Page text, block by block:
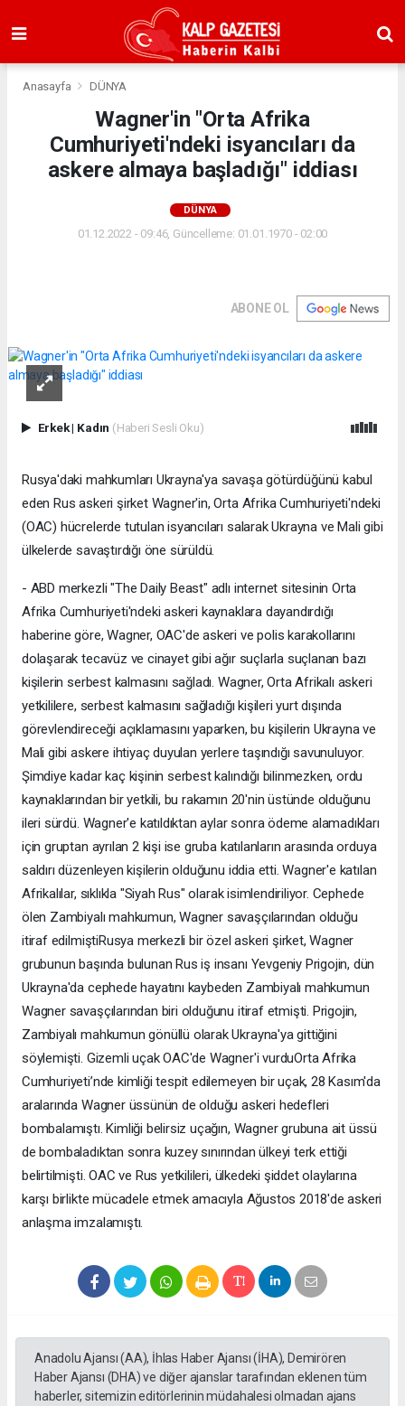
Anasayfa DÜNYA
Wagner'in "Orta Afrika
Cumhuriyeti'ndeki isyancıları da
askere almaya başladığı" iddiası
DÜNYA
01.12.2022 - 09:46, Güncelleme: 01.01.1970 - 02:00
ABONE OL
Erkek| Kadın (Haberi Sesli Oku)
Rusya'daki mahkumları Ukrayna'ya savaşa götürdüğünü kabul
eden Rus askeri şirket Wagner'in, Orta Afrika Cumhuriyeti'ndeki
(OAC) hücrelerde tutulan isyancıları salarak Ukrayna ve Mali gibi
ülkelerde savaştırdığı öne sürüldü.
- ABD merkezli "The Daily Beast" adlı internet sitesinin Orta
Afrika Cumhuriyeti'ndeki askeri kaynaklara dayandırdığı
haberine göre, Wagner, OAC'de askeri ve polis karakollarını
dolaşarak tecavüz ve cinayet gibi ağır suçlarla suçlanan bazı
kişilerin serbest kalmasını sağladı. Wagner, Orta Afrikalı askeri
yetkililere, serbest kalmasını sağladığı kişileri yurt dışında
görevlendireceği açıklamasını yaparken, bu kişilerin Ukrayna ve
Mali gibi askere ihtiyaç duyulan yerlere taşındığı savunuluyor.
Şimdiye kadar kaç kişinin serbest kalındığı bilinmezken, ordu
kaynaklarından bir yetkili, bu rakamın 20'nin üstünde olduğunu
ileri sürdü. Wagner'e katıldıktan aylar sonra ödeme alamadıkları
için gruptan ayrılan 2 kişi ise gruba katılanların arasında orduya
saldırı düzenleyen kişilerin olduğunu iddia etti. Wagner'e katılan
Afrikalılar, sıklıkla "Siyah Rus" olarak isimlendiriliyor. Cephede
ölen Zambiyalı mahkumun, Wagner savaşçılarından olduğu
itiraf edilmiştiRusya merkezli bir özel askeri şirket, Wagner
grubunun başında bulunan Rus iş insanı Yevgeniy Prigojin, dün
Ukrayna'da cephede hayatını kaybeden Zambiyalı mahkumun
Wagner savaşçılarından biri olduğunu itiraf etmişti. Prigojin,
Zambiyalı mahkumun gönüllü olarak Ukrayna'ya gittiğini
söylemişti. Gizemli uçak OAC'de Wagner'i vurduOrta Afrika
Cumhuriyeti’nde kimliği tespit edilemeyen bir uçak, 28 Kasım'da
aralarında Wagner üssünün de olduğu askeri hedefleri
bombalamıştı. Kimliği belirsiz uçağın, Wagner grubuna ait üssü
de bombaladıktan sonra kuzey sınırından ülkeyi terk ettiği
belirtilmişti. OAC ve Rus yetkilileri, ülkedeki şiddet olaylarına
karşı birlikte mücadele etmek amacıyla Ağustos 2018'de askeri
anlaşma imzalamıştı.
Anadolu Ajansı (AA), İhlas Haber Ajansı (İHA), Demirören
Haber Ajansı (DHA) ve diğer ajanslar tarafından eklenen tüm
haberler, sitemizin editörlerinin müdahalesi olmadan ajans